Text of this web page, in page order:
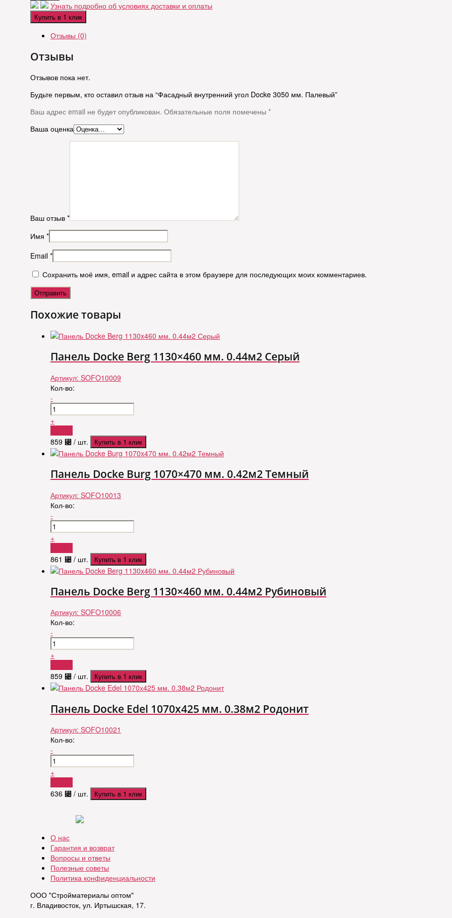
Узнать подробно об условиях доставки и оплаты
Купить в 1 клик
Отзывы (0)
Отзывы
Отзывов пока нет.
Будьте первым, кто оставил отзыв на “Фасадный внутренний угол Docke 3050 мм. Палевый”
Ваш адрес email не будет опубликован. Обязательные поля помечены *
Ваша оценка
Ваш отзыв *
Имя *
Email *
Сохранить моё имя, email и адрес сайта в этом браузере для последующих моих комментариев.
Похожие товары
Панель Docke Berg 1130×460 мм. 0.44м2 Серый
Артикул: SOFO10009
Кол-во:
-
+
859 ⃄ / шт. Купить в 1 клик
Панель Docke Burg 1070×470 мм. 0.42м2 Темный
Артикул: SOFO10013
Кол-во:
-
+
861 ⃄ / шт. Купить в 1 клик
Панель Docke Berg 1130×460 мм. 0.44м2 Рубиновый
Артикул: SOFO10006
Кол-во:
-
+
859 ⃄ / шт. Купить в 1 клик
Панель Docke Edel 1070х425 мм. 0.38м2 Родонит
Артикул: SOFO10021
Кол-во:
-
+
636 ⃄ / шт. Купить в 1 клик
О нас
Гарантия и возврат
Вопросы и ответы
Полезные советы
Политика конфиденциальности
ООО "Стройматериалы оптом"
г. Владивосток, ул. Иртышская, 17.